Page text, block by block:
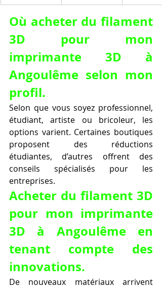
Où acheter du filament
3D pour mon
imprimante 3D à
Angoulême selon mon
profil.
Selon que vous soyez professionnel,
étudiant, artiste ou bricoleur, les
options varient. Certaines boutiques
proposent des réductions
étudiantes, d’autres offrent des
conseils spécialisés pour les
entreprises.
Acheter du filament 3D
pour mon imprimante
3D à Angoulême en
tenant compte des
innovations.
De nouveaux matériaux arrivent